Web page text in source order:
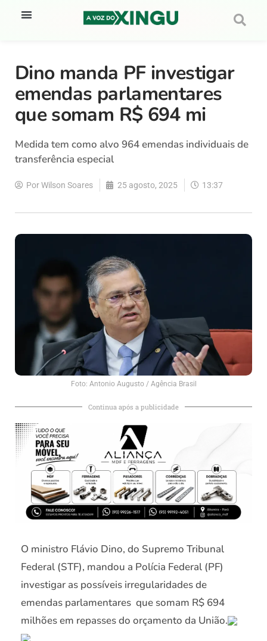
Dino manda PF investigar
emendas parlamentares
que somam R$ 694 mi
Medida tem como alvo 964 emendas individuais de
transferência especial
PorWilson Soares 25 agosto, 2025 13:37
Foto: Antonio Augusto / Agência Brasil
Continua após a publicidade
O ministro Flávio Dino, do Supremo Tribunal
Federal (STF), mandou a Polícia Federal (PF)
investigar as possíveis irregularidades de
emendas parlamentares que somam R$ 694
milhões em repasses do orçamento da União.